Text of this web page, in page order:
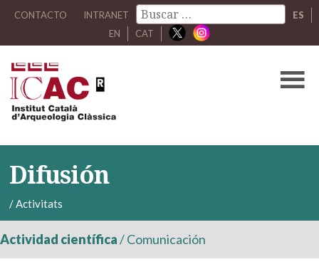
CONTACTO INTRANET
ES
EN
CAT
Difusión
/Activitats
Actividad científica/Comunicación